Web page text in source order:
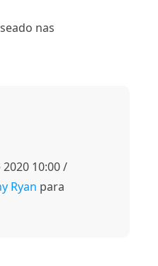
nas
10:00 /
Ryan para